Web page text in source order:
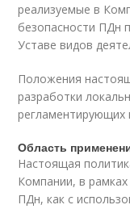
реализуемые в
безопасности ПДн
Уставе видов
Положения
разработки
Область
Настоящая
Компании, в
ПДн, как с